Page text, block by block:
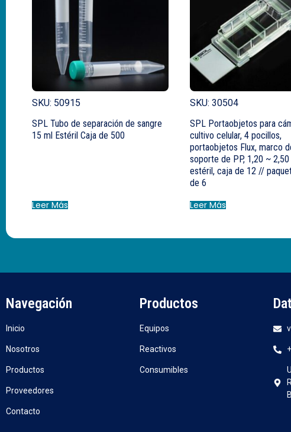
SKU: 50915
SPL Tubo de separación de sangre
15 ml Estéril Caja de 500
Leer Más
SKU: 30504
SPL Portaobjetos para
cultivo celular, 4 pocillos,
portaobjetos Flux, marco
soporte de PP, 1,20 ~ 2,50
estéril, caja de 12 //
de 6
Leer Más
Navegación
Inicio
Nosotros
Productos
Proveedores
Contacto
Productos
Equipos
Reactivos
Consumibles